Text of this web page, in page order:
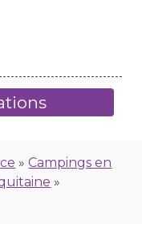
»Campings en
»